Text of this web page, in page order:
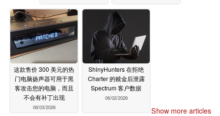
这款售价 300 美元的热
门电脑扬声器可用于黑
客攻击您的电脑，而且
不会有补丁出现
06/03/2026
ShinyHunters 在拒绝
Charter 的赎金后泄露
Spectrum 客户数据
06/02/2026
Show more articles